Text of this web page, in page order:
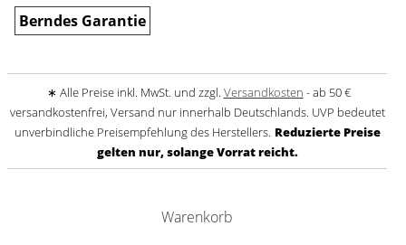
Berndes Garantie
∗ Alle Preise inkl. MwSt. und zzgl. Versandkosten - ab 50 €
versandkostenfrei, Versand nur innerhalb Deutschlands. UVP bedeutet
unverbindliche Preisempfehlung des Herstellers. Reduzierte Preise
gelten nur, solange Vorrat reicht.
Warenkorb